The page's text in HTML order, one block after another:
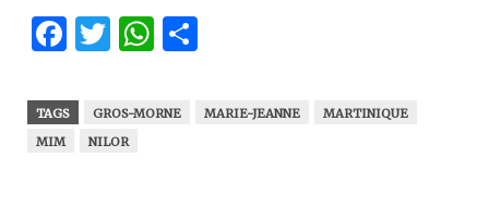
Facebook
Twitter
WhatsApp
TAGS GROS-MORNE MARIE-JEANNE
MARTINIQUE
MIM
NILOR